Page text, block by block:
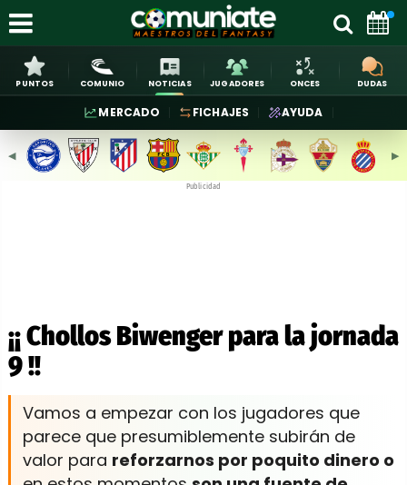
PUNTOS COMUNIO NOTICIAS JUGADORES ONCES DUDAS
MERCADO FICHAJES AYUDA
◀︎ ▶︎
Publicidad
¡¡ Chollos Biwenger para la jornada
9 !!
Vamos a empezar con los jugadores que
parece que presumiblemente subirán de
valor para reforzarnos por poquito dinero o